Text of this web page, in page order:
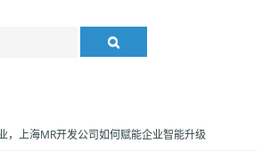
，上海MR开发公司如何赋能企业智能升级